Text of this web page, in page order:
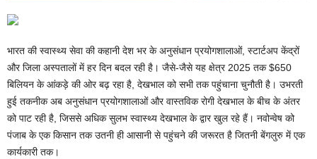
भारत की स्वास्थ्य सेवा की कहानी देश भर के अनुसंधान प्रयोगशालाओं, स्टार्टअप केंद्रों
और जिला अस्पतालों में हर दिन बदल रही है। जैसे-जैसे यह क्षेत्र 2025 तक $650
बिलियन के आंकड़े की ओर बढ़ रहा है, देखभाल को सभी तक पहुंचाना चुनौती है। उभरती
हुई तकनीक अब अनुसंधान प्रयोगशालाओं और वास्तविक रोगी देखभाल के बीच के अंतर
को पाट रही है, जिससे अधिक सुलभ स्वास्थ्य देखभाल के द्वार खुल रहे हैं। नवोन्वेष को
पंजाब के एक किसान तक उतनी ही आसानी से पहुंचने की जरूरत है जितनी बेंगलुरु में एक
कार्यकारी तक।